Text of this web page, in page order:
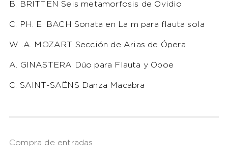
B. BRITTEN Seis metamorfosis de Ovidio
C. PH. E. BACH Sonata en La m para flauta sola
W. .A. MOZART Sección de Arias de Ópera
A. GINASTERA Dúo para Flauta y Oboe
C. SAINT-SAËNS Danza Macabra
Compra de entradas